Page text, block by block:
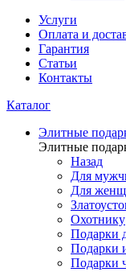
Услуги
Оплата и
Гарантия
Статьи
Контакты
Каталог
Элитные
Элитные
Назад
Для
Для
Охотнику
Подарки
Подарки
Подарки